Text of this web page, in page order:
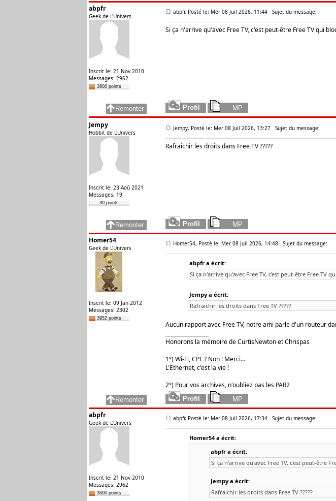
abpfr
Geek de L'Univers
Inscrit le: 21 Nov 2010
Messages: 2962
3600 points
abpfr, Posté le: Mer 08 Juil 2026, 11:44 Sujet du message:
Si ça n'arrive qu'avec Free TV, c'est peut-être Free TV qui
Jempy
Hobbit de L'Univers
Inscrit le: 23 Aoû 2021
Messages: 19
30 points
Jempy, Posté le: Mer 08 Juil 2026, 13:27 Sujet du message:
Rafraichir les droits dans Free TV ?????
Homer54
Geek de L'Univers
Inscrit le: 09 Jan 2012
Messages: 2302
3952 points
Homer54, Posté le: Mer 08 Juil 2026, 14:48 Sujet du message:
abpfr a écrit:
Si ça n'arrive qu'avec Free TV, c'est peut-être Free TV
Jempy a écrit:
Rafraichir les droits dans Free TV ?????
Aucun rapport avec Free TV, notre ami parle d'un routeur
Honorons la mémoire de CurtisNewton et Chrispas
1°) Wi-Fi, CPL ? Non ! Merci...
L'Ethernet, c'est la vie !
2°) Pour vos archives, n'oubliez pas les PAR2
abpfr
Geek de L'Univers
Inscrit le: 21 Nov 2010
Messages: 2962
3600 points
abpfr, Posté le: Mer 08 Juil 2026, 17:34 Sujet du message:
Homer54 a écrit:
abpfr a écrit:
Si ça n'arrive qu'avec Free TV, c'est peut-être
Jempy a écrit:
Rafraichir les droits dans Free TV ?????